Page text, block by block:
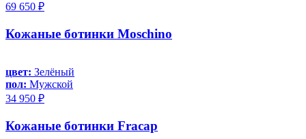
69 650 ₽
Кожаные ботинки Moschino
цвет: Зелёный
пол: Мужской
34 950 ₽
Кожаные ботинки Fracap